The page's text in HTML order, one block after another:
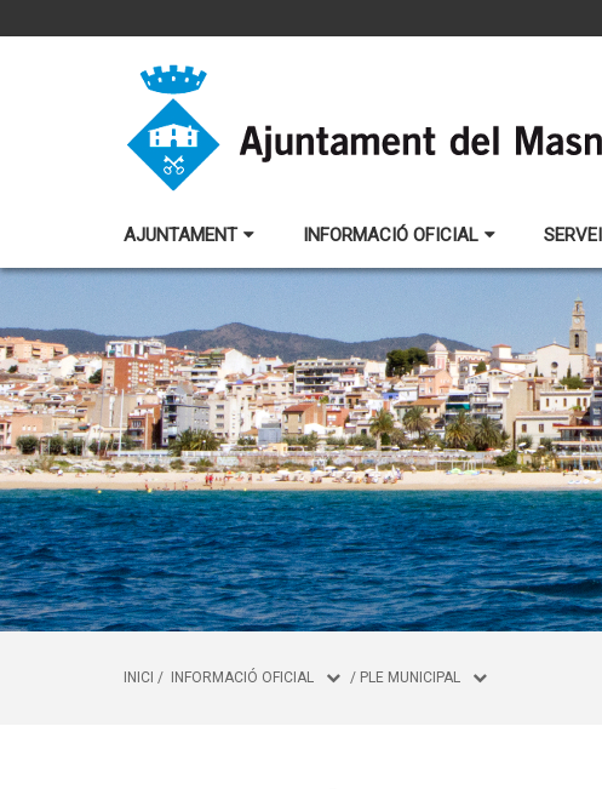
AJUNTAMENT INFORMACIÓ OFICIAL
INICI / INFORMACIÓ OFICIAL / PLE MUNICIPAL